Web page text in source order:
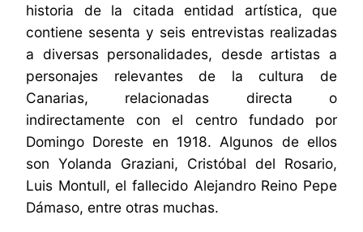
historia de la citada entidad artística, que
contiene sesenta y seis entrevistas realizadas
a diversas personalidades, desde artistas a
personajes relevantes de la cultura de
Canarias, relacionadas directa o
indirectamente con el centro fundado por
Domingo Doreste en 1918. Algunos de ellos
son Yolanda Graziani, Cristóbal del Rosario,
Luis Montull, el fallecido Alejandro Reino Pepe
Dámaso, entre otras muchas.